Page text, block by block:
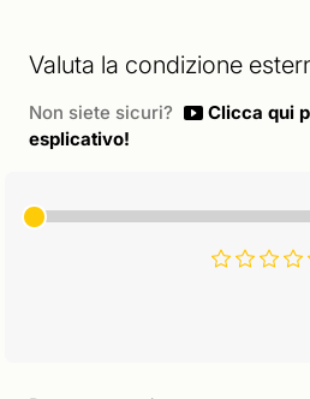
Valuta la condizione
Non siete sicuri?
Clicca qui
esplicativo!